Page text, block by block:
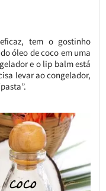
tem o gostinho
óleo de coco em uma
e o lip balm está
levar ao congelador,